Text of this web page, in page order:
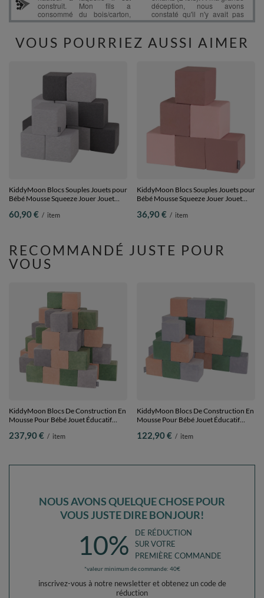
VOUS POURRIEZ AUSSI AIMER
KiddyMoon Blocs Souples Jouets pour
Bébé Mousse Squeeze Jouer Jouet
Pieces
60,90 € / item
KiddyMoon Blocs Souples Jouets pour
Bébé Mousse Squeeze Jouer Jouet
36,90 € / item
RECOMMANDÉ JUSTE POUR
VOUS
KiddyMoon Blocs De Construction En
Mousse Pour Bébé Jouet Éducatif
rose de sables-gris de montagnes, 48
237,90 € / item
KiddyMoon Blocs De Construction En
Mousse Pour Bébé Jouet Éducatif
rose de sables-gris de montagnes, 24
122,90 € / item
NOUS AVONS QUELQUE CHOSE POUR
VOUS JUSTE DIRE BONJOUR!
10%
DE RÉDUCTION
SUR VOTRE
PREMIÈRE COMMANDE
*valeur minimum de commande: 40€
inscrivez-vous à notre newsletter et obtenez un code de
réduction